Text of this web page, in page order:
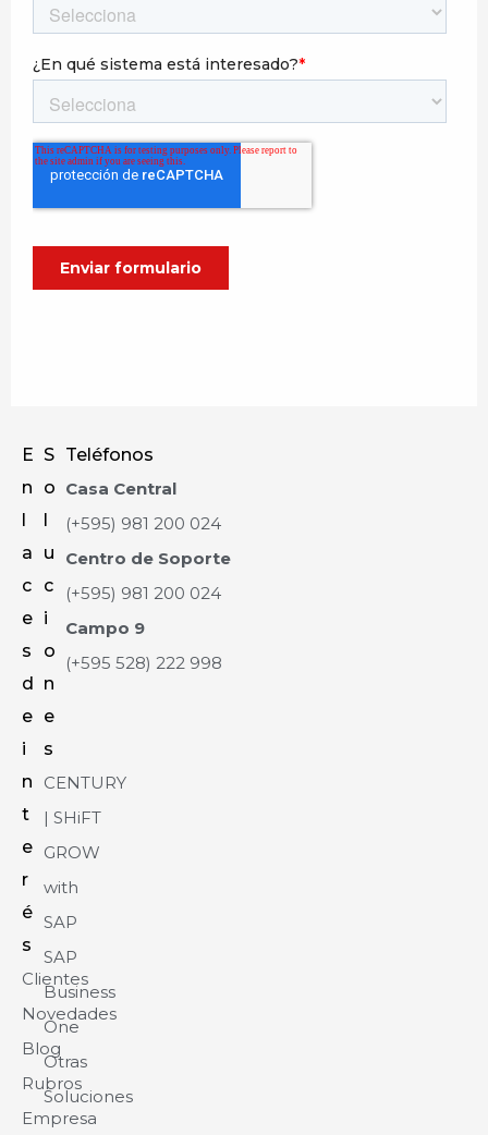
E
n
a
c
e
s
d
e
i
n
t
e
r
é
s
Clientes
Novedades
Blog
Rubros
Empresa
S
o
u
c
i
o
n
e
s
CENTURY
| SHiFT
GROW
with
SAP
SAP
Business
One
Otras
Soluciones
Teléfonos
Casa Central
(+595) 981 200 024
Centro de Soporte
(+595) 981 200 024
Campo 9
(+595 528) 222 998